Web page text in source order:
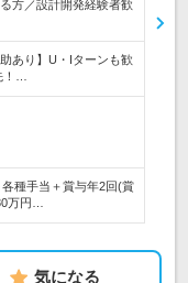
方／設計開発経験者歓
あり】U・Iターンも歓
！…
各種手当＋賞与年2回(賞
万円…
気になる